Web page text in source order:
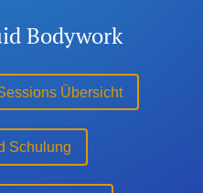
Bodywork
Übersicht
Schulung